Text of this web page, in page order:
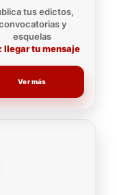
tus edictos,
y
esquelas
llegar tu mensaje
Ver más